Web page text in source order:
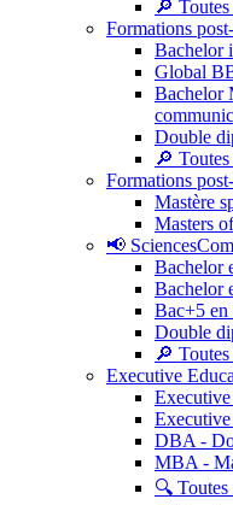
🔎
Formations
Bachelor
Global
Bachelor
Double
🔎
Formations
Mastère
Masters
📢
Bachelor
Bachelor
Bac+5 en
Double
🔎
Executive
DBA -
MBA -
🔍 Toutes